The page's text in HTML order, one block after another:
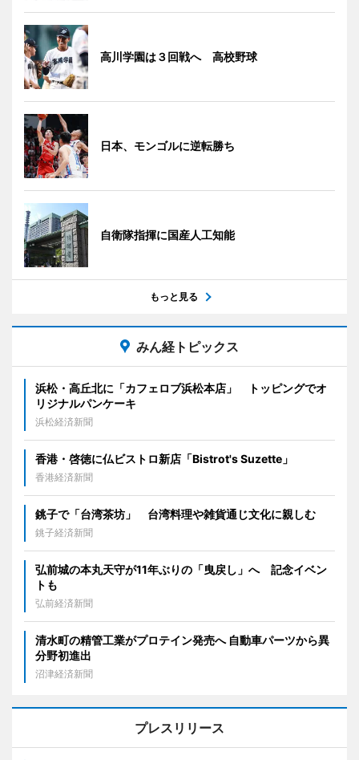
高川学園は３回戦へ 高校野球
日本、モンゴルに逆転勝ち
自衛隊指揮に国産人工知能
もっと見る
みん経トピックス
浜松・高丘北に「カフェロブ浜松本店」 トッピングでオ
リジナルパンケーキ
浜松経済新聞
香港・啓徳に仏ビストロ新店「Bistrot's Suzette」
香港経済新聞
銚子で「台湾茶坊」 台湾料理や雑貨通じ文化に親しむ
銚子経済新聞
弘前城の本丸天守が11年ぶりの「曳戻し」へ 記念イベン
トも
弘前経済新聞
清水町の精管工業がプロテイン発売へ 自動車パーツから異
分野初進出
沼津経済新聞
プレスリリース